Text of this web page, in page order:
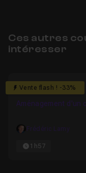
Ces autres
intéresser
Vente flash ! -33%
5
Aménagement d'un
Frédéric Lamy
1h57